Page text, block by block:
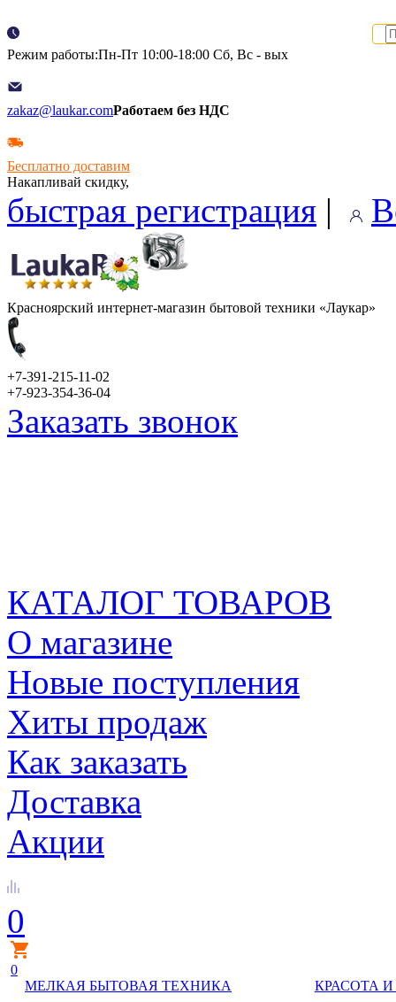
Режим работы:Пн-Пт 10:00-18:00 Сб, Вс - вых
zakaz@laukar.comРаботаем без НДС
Бесплатно доставим
Накапливай скидку,
быстрая регистрация |
Красноярский интернет-магазин бытовой техники «Лаукар»
+7-391-215-11-02
+7-923-354-36-04
Заказать звонок
КАТАЛОГ ТОВАРОВ
О магазине
Новые поступления
Хиты продаж
Как заказать
Доставка
Акции
0
0
МЕЛКАЯ БЫТОВАЯ ТЕХНИКА
КРАСОТА И